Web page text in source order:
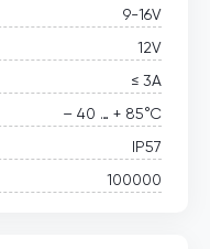
9-16V
12V
≤ 3А
– 40 … + 85°С
IP57
100000